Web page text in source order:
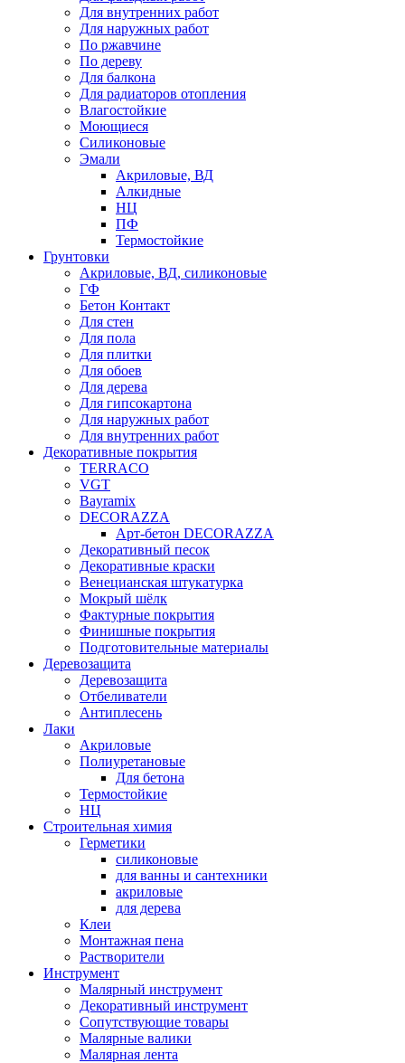
Для внутренних работ
Для наружных работ
По ржавчине
По дереву
Для балкона
Для радиаторов отопления
Влагостойкие
Моющиеся
Силиконовые
Эмали
Акриловые, ВД
Алкидные
НЦ
ПФ
Термостойкие
Грунтовки
Акриловые, ВД, силиконовые
ГФ
Бетон Контакт
Для стен
Для пола
Для плитки
Для обоев
Для дерева
Для гипсокартона
Для наружных работ
Для внутренних работ
Декоративные покрытия
TERRACO
VGT
Bayramix
DECORAZZA
Арт-бетон DECORAZZA
Декоративный песок
Декоративные краски
Венецианская штукатурка
Мокрый шёлк
Фактурные покрытия
Финишные покрытия
Подготовительные материалы
Деревозащита
Деревозащита
Отбеливатели
Антиплесень
Лаки
Акриловые
Полиуретановые
Для бетона
Термостойкие
НЦ
Строительная химия
Герметики
силиконовые
для ванны и сантехники
акриловые
для дерева
Клеи
Монтажная пена
Растворители
Инструмент
Малярный инструмент
Декоративный инструмент
Сопутствующие товары
Малярные валики
Малярная лента